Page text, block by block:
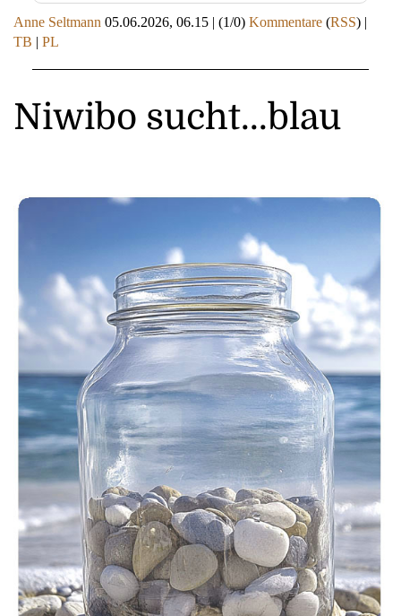
Anne Seltmann 05.06.2026, 06.15 | (1/0) Kommentare (RSS) |
TB | PL
Niwibo sucht...blau